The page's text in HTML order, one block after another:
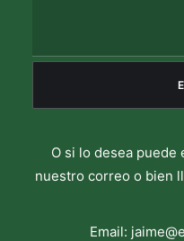
O si lo desea
nuestro correo o bien
Email: